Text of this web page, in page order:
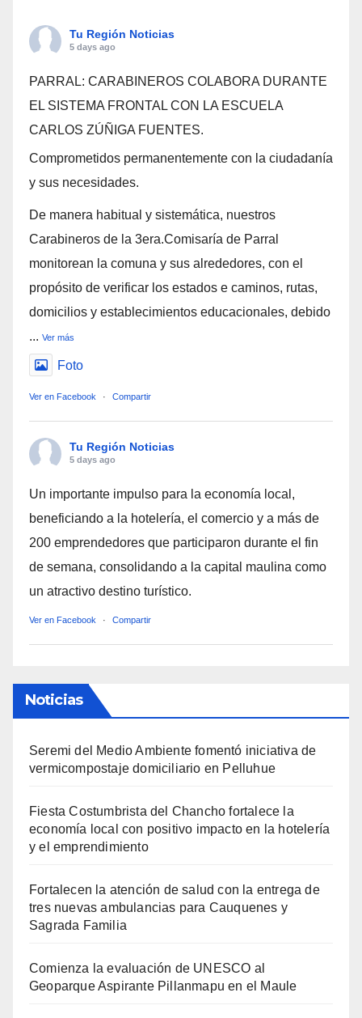
Tu Región Noticias
5 days ago
PARRAL: CARABINEROS COLABORA DURANTE
EL SISTEMA FRONTAL CON LA ESCUELA
CARLOS ZÚÑIGA FUENTES.
Comprometidos permanentemente con la ciudadanía
y sus necesidades.
De manera habitual y sistemática, nuestros
Carabineros de la 3era.Comisaría de Parral
monitorean la comuna y sus alrededores, con el
propósito de verificar los estados e caminos, rutas,
domicilios y establecimientos educacionales, debido
... Ver más
Foto
Ver en Facebook · Compartir
Tu Región Noticias
5 days ago
Un importante impulso para la economía local,
beneficiando a la hotelería, el comercio y a más de
200 emprendedores que participaron durante el fin
de semana, consolidando a la capital maulina como
un atractivo destino turístico.
Ver en Facebook · Compartir
Noticias
Seremi del Medio Ambiente fomentó iniciativa de
vermicompostaje domiciliario en Pelluhue
Fiesta Costumbrista del Chancho fortalece la
economía local con positivo impacto en la hotelería
y el emprendimiento
Fortalecen la atención de salud con la entrega de
tres nuevas ambulancias para Cauquenes y
Sagrada Familia
Comienza la evaluación de UNESCO al
Geoparque Aspirante Pillanmapu en el Maule